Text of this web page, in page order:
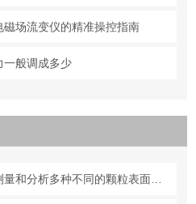
场流变仪的精准操控指南
一般调成多少
颗粒表面特性分析仪可测量和分析多种不同的颗粒表面特性